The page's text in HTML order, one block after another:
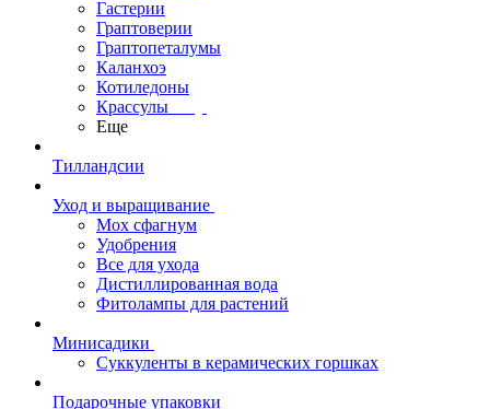
Гастерии
Граптоверии
Граптопеталумы
Каланхоэ
Котиледоны
Крассулы
Еще
Тилландсии
Уход и выращивание
Мох сфагнум
Удобрения
Все для ухода
Дистиллированная вода
Фитолампы для растений
Минисадики
Суккуленты в керамических горшках
Подарочные упаковки